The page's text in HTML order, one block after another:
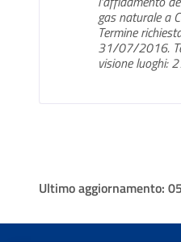
gas naturale a
Termine
31/07/2016.
visione luoghi:
Ultimo aggiornamento: